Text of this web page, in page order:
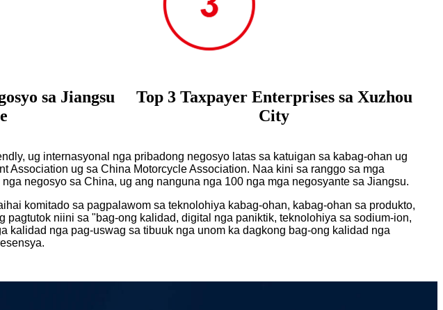
sa Jiangsu
Top 3 Taxpayer Enterprises sa Xuzhou
City
ug internasyonal nga pribadong negosyo latas sa katuigan sa kabag-ohan ug
ug sa China Motorcycle Association. Naa kini sa ranggo sa mga
negosyo sa China, ug ang nanguna nga 100 nga mga negosyante sa Jiangsu.
komitado sa pagpalawom sa teknolohiya kabag-ohan, kabag-ohan sa produkto,
niini sa "bag-ong kalidad, digital nga paniktik, teknolohiya sa sodium-ion,
nga pag-uswag sa tibuuk nga unom ka dagkong bag-ong kalidad nga